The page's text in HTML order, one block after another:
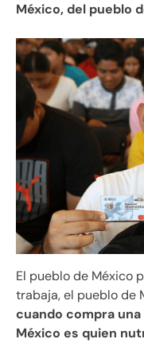
México, del pueblo
El pueblo de México
trabaja, el pueblo de
cuando compra
México es quien